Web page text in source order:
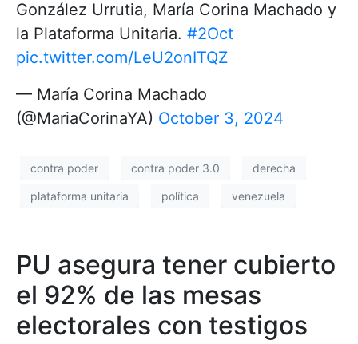
González Urrutia, María Corina Machado y
la Plataforma Unitaria. #2Oct
pic.twitter.com/LeU2onITQZ
— María Corina Machado
(@MariaCorinaYA) October 3, 2024
contra poder contra poder 3.0 derecha
plataforma unitaria política venezuela
PU asegura tener cubierto
el 92% de las mesas
electorales con testigos